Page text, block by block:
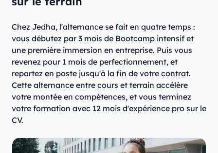
Chez Jedha, l'alternance se fait en quatre temps :
vous débutez par 3 mois de Bootcamp intensif et
une première immersion en entreprise. Puis vous
revenez pour 1 mois de perfectionnement, et
repartez en poste jusqu'à la fin de votre contrat.
Cette alternance entre cours et terrain accélère
votre montée en compétences, et vous terminez
votre formation avec 12 mois d'expérience pro sur le
CV.